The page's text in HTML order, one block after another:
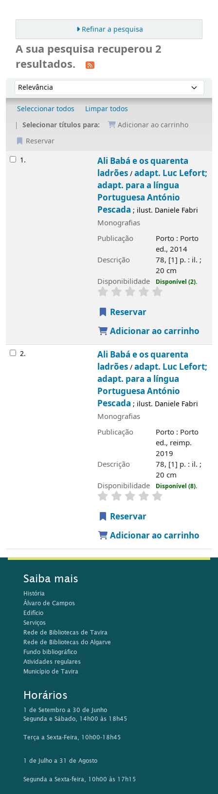
Refinar a pesquisa
A sua pesquisa recuperou 2
resultados.
Ordenar
Ordenar por:
Seleccionar todos
Limpar todos
Selecionar títulos para:
Adicionar ao carrinho
Reservar
Resultados
1.
Ali Babá e os quarenta
ladrões/adapt. Luc Lefort;
adapt. para a língua
Portuguesa António
Pescada ; ilust. Daniele Fabri
Monografias
Publicação
Porto : Porto
ed., 2014
Descrição
78, [1] p. : il. ;
20 cm
Disponibilidade
Disponível (2).
Reservar
Adicionar ao carrinho
2.
Ali Babá e os quarenta
ladrões/adapt. Luc Lefort;
adapt. para a língua
Portuguesa António
Pescada ; ilust. Daniele Fabri
Monografias
Publicação
Porto : Porto
ed., reimp.
2019
Descrição
78, [1] p. : il. ;
20 cm
Disponibilidade
Disponível (8).
Reservar
Adicionar ao carrinho
Saiba mais
História
Álvaro de Campos
Edifício
Serviços
Rede de Bibliotecas de Tavira
Rede de Bibliotecas do Algarve
Fundo bibliográfico
Atividades regulares
Município de Tavira
Horários
1 de Setembro a 30 de Junho
Segunda e Sábado, 14h00 às 18h45
Terça a Sexta-Feira, 10h00-18h45
1 de Julho a 31 de Agosto
Segunda a Sexta-feira, 10h00 às 17h15